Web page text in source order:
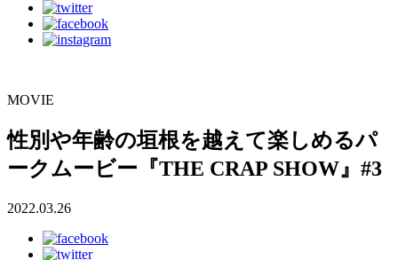
MOVIE
性別や年齢の垣根を越えて楽しめるパ
ークムービー『THE CRAP SHOW』#3
2022.03.26